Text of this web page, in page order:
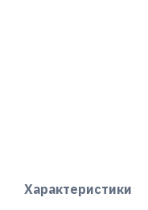
Характеристики